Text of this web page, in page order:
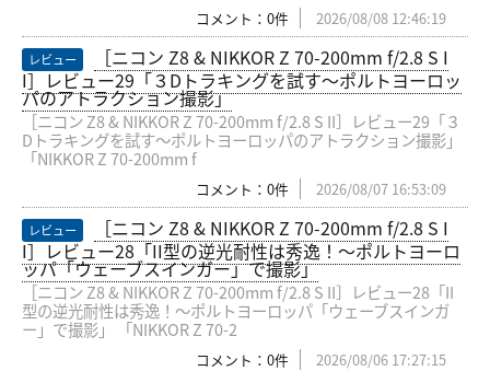
コメント：0件 2026/08/08 12:46:19
レビュー
［ニコン Z8 & NIKKOR Z 70-200mm f/2.8 S I
I］レビュー29「３Dトラキングを試す〜ポルトヨーロッ
パのアトラクション撮影」
［ニコン Z8 & NIKKOR Z 70-200mm f/2.8 S II］レビュー29「３
Dトラキングを試す〜ポルトヨーロッパのアトラクション撮影」
「NIKKOR Z 70-200mm f
コメント：0件 2026/08/07 16:53:09
レビュー
［ニコン Z8 & NIKKOR Z 70-200mm f/2.8 S I
I］レビュー28「II型の逆光耐性は秀逸！〜ポルトヨーロ
ッパ「ウェーブスインガー」で撮影」
［ニコン Z8 & NIKKOR Z 70-200mm f/2.8 S II］レビュー28「II
型の逆光耐性は秀逸！〜ポルトヨーロッパ「ウェーブスインガ
ー」で撮影」 「NIKKOR Z 70-2
コメント：0件 2026/08/06 17:27:15